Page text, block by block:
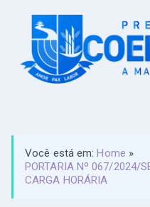
Você está em:Home »
PORTARIA Nº 067/2024/
CARGA HORÁRIA